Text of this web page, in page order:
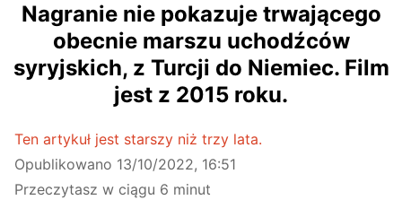
Nagranie nie pokazuje trwającego
obecnie marszu uchodźców
syryjskich, z Turcji do Niemiec. Film
jest z 2015 roku.
Ten artykuł jest starszy niż trzy lata.
Opublikowano 13/10/2022, 16:51
Przeczytasz w ciągu 6 minut